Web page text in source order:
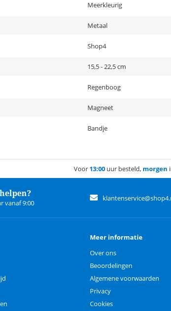
Meerkleurig
Metaal
Shop4
15,5 - 22,5 cm
Regenboog
Magneet
Bandje
Voor 13:00 uur besteld, morgen
vanaf 9:00
Meer informatie
Over ons
Beoordelingen
Algemene voorwaarden
Privacy
Cookies